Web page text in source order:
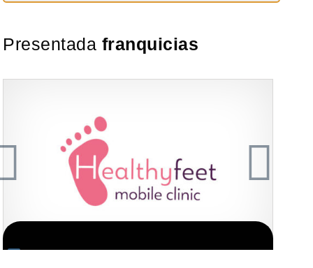
Presentada franquicias